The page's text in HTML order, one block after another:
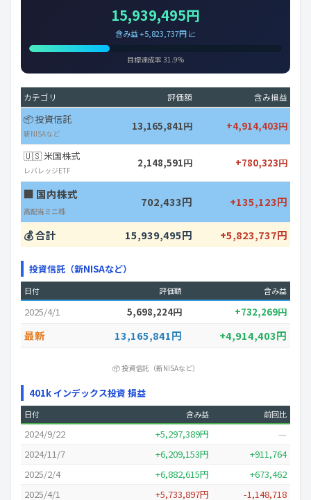
15,939,495円
含み益 +5,823,737円 📈
目標達成率 31.9%
カテゴリ 評価額 含み損益
📦 投資信託
新NISAなど
13,165,841円 +4,914,403円
🇺🇸 米国株式
レバレッジETF
2,148,591円 +780,323円
🏢 国内株式
高配当ミニ株
702,433円 +135,123円
💰 合計 15,939,495円 +5,823,737円
投資信託（新NISAなど）
日付 評価額 含み益
2025/4/1 5,698,224円 +732,269円
最新 13,165,841円 +4,914,403円
📦 投資信託（新NISAなど）
401k インデックス投資 損益
日付 含み益 前回比
2024/9/22 +5,297,389円
—
2024/11/7
+6,209,153円
+911,764
2025/2/4
+6,882,615円
+673,462
2025/4/1
+5,733,897円 -1,148,718